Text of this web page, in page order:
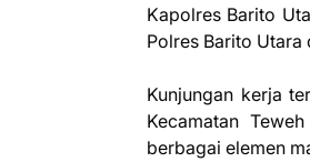
Kapolres Barito
Polres Barito
Kunjungan kerja
Kecamatan
berbagai elemen